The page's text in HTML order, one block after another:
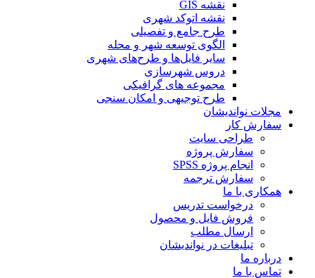
نقشه GIS
نقشه اتوکد شهری
طرح جامع و تفصیلی
الگوی توسعه شهر و محله
سایر فایل‌ها و طرح‌های شهری
دروس شهرسازی
مجموعه های گرافیکی
طرح توجیهی و امکان سنجی
مجلات نواندیشان
سفارش کار
طراحی سایت
سفارش پروژه
انجام پروژه SPSS
سفارش ترجمه
همکاری با ما
درخواست تدریس
فروش فایل و محصول
ارسال مطلب
تبلیغات در نواندیشان
درباره ما
تماس با ما